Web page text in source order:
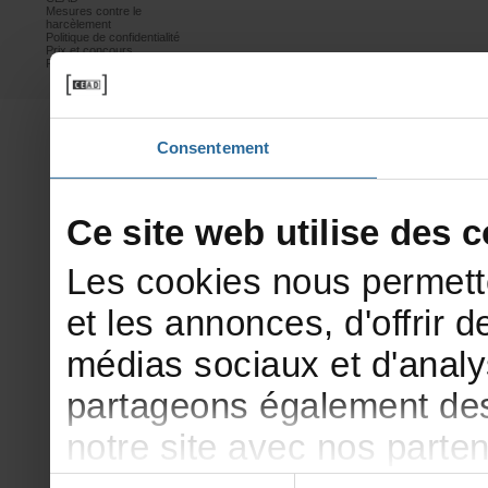
Consentement
Mesurescontrele
harcèlement
Politiquedeconfidentialité
Prixetconcours
Partenaires